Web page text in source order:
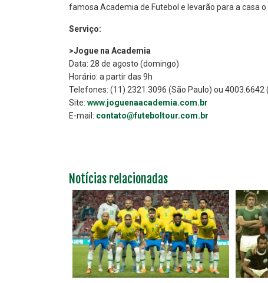
famosa Academia de Futebol e levarão para a casa
Serviço:
>Jogue na Academia
Data: 28 de agosto (domingo)
Horário: a partir das 9h
Telefones: (11) 2321.3096 (São Paulo) ou 4003.6642
Site: www.joguenaacademia.com.br
E-mail: contato@futeboltour.com.br
Notícias relacionadas